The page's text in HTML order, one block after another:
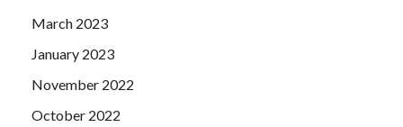
March 2023
January 2023
November 2022
October 2022